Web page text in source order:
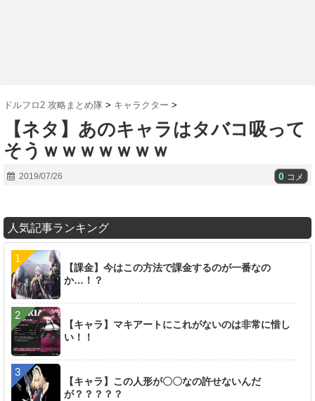
ドルフロ2 攻略まとめ隊 > キャラクター >
【ネタ】あのキャラはタバコ吸って
そうｗｗｗｗｗｗｗ
2019/07/26 0 コメ
人気記事ランキング
【課金】今はこの方法で課金するのが一番なの
か…！？
【キャラ】マキアートにこれがないのは非常に惜し
い！！
【キャラ】この人形が〇〇なの許せないんだ
が？？？？？